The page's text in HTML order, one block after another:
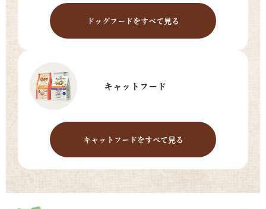
ドッグフードをすべて見る
キャットフード
キャットフードをすべて見る